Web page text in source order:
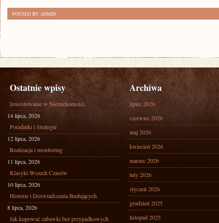
POSTED BY ADMIN
Ostatnie wpisy
Inwestowanie w Nieruchomości
14 lipca, 2026
Poradniki i Strategie
12 lipca, 2026
Realizacja i monitoring
11 lipca, 2026
Klasyki Wszech Czasów
10 lipca, 2026
Historie i Doświadczenia Budujących
8 lipca, 2026
Jak kupować zabawki bez przypadkowych
Archiwa
lipiec 2026
czerwiec 2026
maj 2026
kwiecień 2026
marzec 2026
luty 2026
styczeń 2026
grudzień 2025
listopad 2025